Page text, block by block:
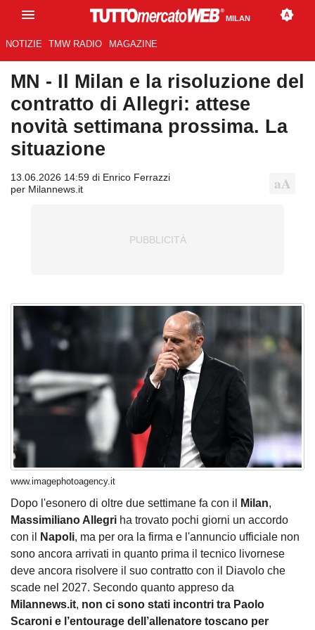
MILAN
NOTIZIE TMW RADIO MAGAZINE
MN - Il Milan e la risoluzione del
contratto di Allegri: attese
novità settimana prossima. La
situazione
13.06.2026 14:59 di Enrico Ferrazzi
per Milannews.it
www.imagephotoagency.it
Dopo l'esonero di oltre due settimane fa con il Milan,
Massimiliano Allegri ha trovato pochi giorni un accordo
con il
Napoli, ma per ora la firma e l'annuncio ufficiale non
sono ancora arrivati in quanto prima il tecnico livornese
deve ancora risolvere il suo contratto con il Diavolo che
scade nel 2027. Secondo quanto appreso da
Milannews.it, non ci sono stati incontri tra Paolo
Scaroni e l’entourage dell’allenatore toscano per